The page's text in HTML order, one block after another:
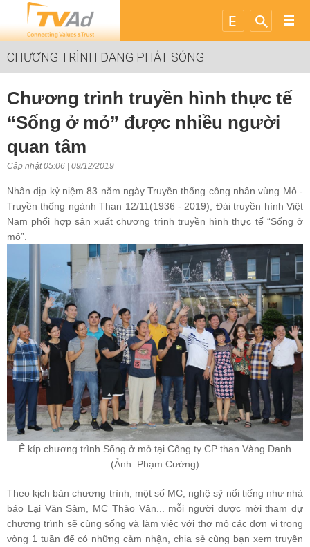
CHƯƠNG TRÌNH ĐANG PHÁT SÓNG
Chương trình truyền hình thực tế
“Sống ở mỏ” được nhiều người
quan tâm
Cập nhật 05:06 | 09/12/2019
Nhân dịp kỷ niệm 83 năm ngày Truyền thống công nhân vùng Mỏ -
Truyền thống ngành Than 12/11(1936 - 2019), Đài truyền hình Việt
Nam phối hợp sản xuất chương trình truyền hình thực tế “Sống ở
mỏ”.
Ê kíp chương trình Sống ở mỏ tại Công ty CP than Vàng Danh
(Ảnh: Phạm Cường)
Theo kịch bản chương trình, một số MC, nghệ sỹ nổi tiếng như nhà
báo Lại Văn Sâm, MC Thảo Vân... mỗi người được mời tham dự
chương trình sẽ cùng sống và làm việc với thợ mỏ các đơn vị trong
vòng 1 tuần để có những cảm nhận, chia sẻ cùng bạn xem truyền